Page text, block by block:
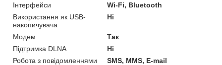
Інтерфейси
Wi-Fi, Bluetooth
Використання як USB-
накопичувача
Ні
Модем
Так
Підтримка DLNA
Ні
Робота з повідомленнями
SMS, MMS, E-mail